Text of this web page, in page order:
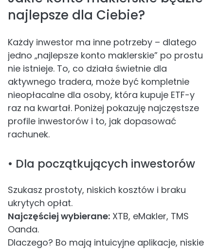
najlepsze dla Ciebie?
Każdy inwestor ma inne potrzeby – dlatego
jedno „najlepsze konto maklerskie” po prostu
nie istnieje. To, co działa świetnie dla
aktywnego tradera, może być kompletnie
nieopłacalne dla osoby, która kupuje ETF-y
raz na kwartał. Poniżej pokazuję najczęstsze
profile inwestorów i to, jak dopasować
rachunek.
• Dla początkujących inwestorów
Szukasz prostoty, niskich kosztów i braku
ukrytych opłat.
Najczęściej wybierane: XTB, eMakler, TMS
Oanda.
Dlaczego? Bo mają intuicyjne aplikacje, niskie